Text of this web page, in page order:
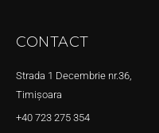
CONTACT
Strada 1 Decembrie nr.36,
Timișoara
+40 723 275 354